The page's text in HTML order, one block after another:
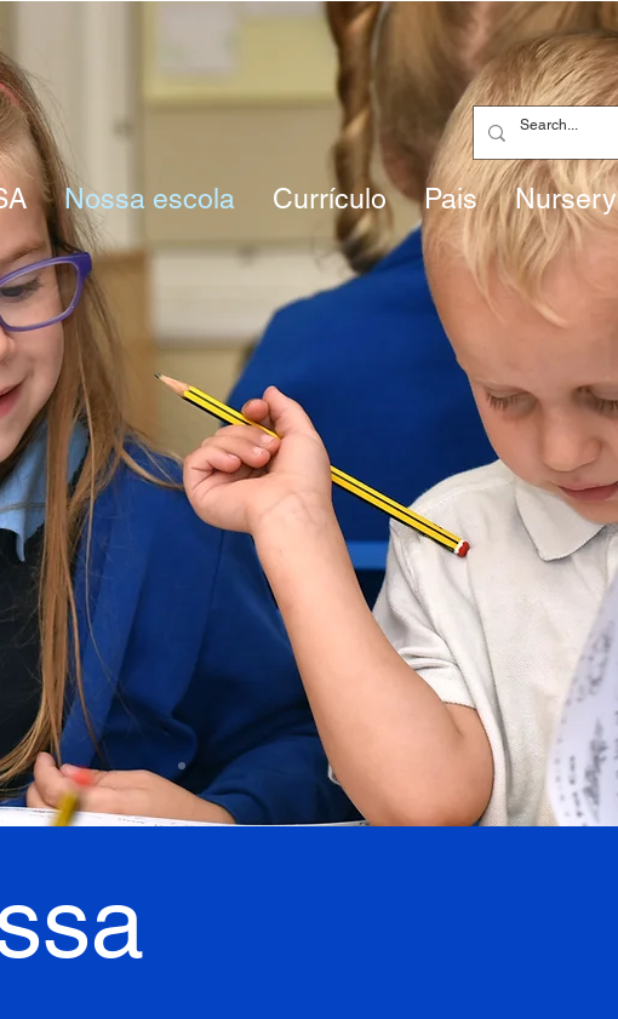
Nossa escola Currículo Pais Nursery